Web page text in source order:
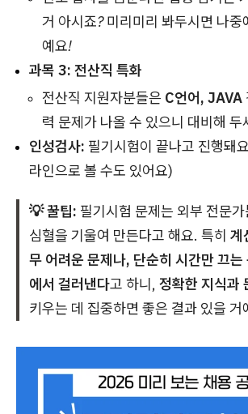
거 아시죠? 미리미리 봐두시면 나중
예요!
과목 3: 전산직 특화
전산직 지원자분들은 C언어, JAVA
력 문제가 나올 수 있으니 대비해 두
인성검사: 필기시험이 끝나고 진행돼
라인으로 볼 수도 있어요)
💡 꿀팁: 필기시험 문제는 외부 전문
심혈을 기울여 만든다고 해요. 특히 계
무 어려운 문제나, 단순히 시간만 끄는
에서 걸러낸다고 하니, 정확한 지식과
키우는 데 집중하면 좋은 결과 있을 거